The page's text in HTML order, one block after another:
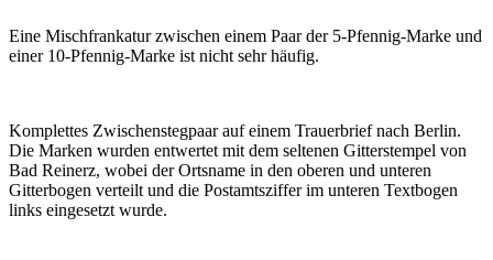
Eine Mischfrankatur zwischen einem Paar der 5-Pfennig-Marke und
einer 10-Pfennig-Marke ist nicht sehr häufig.
Komplettes Zwischenstegpaar auf einem Trauerbrief nach Berlin.
Die Marken wurden entwertet mit dem seltenen Gitterstempel von
Bad Reinerz, wobei der Ortsname in den oberen und unteren
Gitterbogen verteilt und die Postamtsziffer im unteren Textbogen
links eingesetzt wurde.